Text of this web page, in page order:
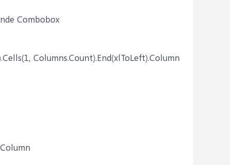
Combobox
Columns.Count).End(xlToLeft).Column